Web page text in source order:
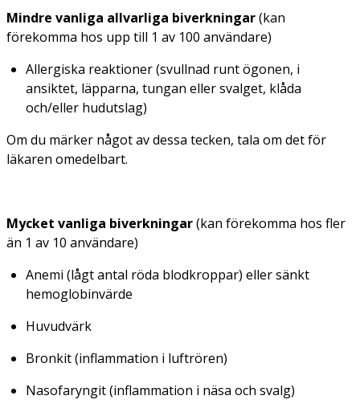
Mindre vanliga allvarliga biverkningar(kan
förekomma hos upp till 1 av 100 användare)
Allergiska reaktioner (svullnad runt ögonen, i
ansiktet, läpparna, tungan eller svalget, klåda
och/eller hudutslag)
Om du märker något av dessa tecken, tala om det för
läkaren omedelbart.
Mycket vanliga biverkningar(kan förekomma hos fler
än 1 av 10 användare)
Anemi (lågt antal röda blodkroppar) eller sänkt
hemoglobinvärde
Huvudvärk
Bronkit (inflammation i luftrören)
Nasofaryngit (inflammation i näsa och svalg)